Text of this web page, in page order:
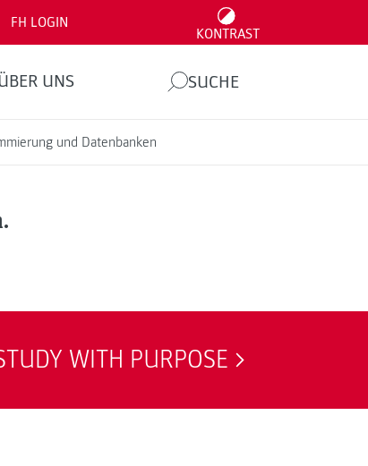
FH LOGIN
KONTRAST
UNS SUCHE
und Datenbanken
WITH PURPOSE